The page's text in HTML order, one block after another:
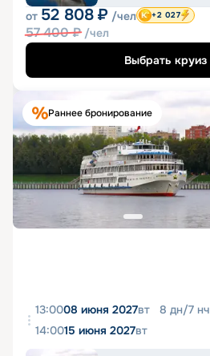
от 52 808 ₽ /чел
57 400₽ /чел
+2 027
Выбрать круиз
Раннее бронирование
13:0008 июня 2027вт 8 дн/7 нч
14:0015 июня 2027вт